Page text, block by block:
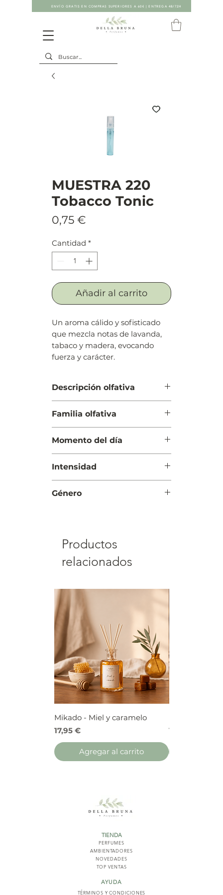
ENVÍO GRATIS EN COMPRAS SUPERIORES A 60€ | ENTREGA 48/72H
MUESTRA 220
Tobacco Tonic
0,75 €
Cantidad *
Añadir al carrito
Un aroma cálido y sofisticado
que mezcla notas de lavanda,
tabaco y madera, evocando
fuerza y carácter.
Descripción olfativa
lavanda, geranio y caléndula
Cuerpo: Tabaco, heno, acorde de
palo de leche, salvado y esclarea
Familia olfativa
Momento del día
Intensidad
Género
Productos
relacionados
Mikado - Miel y caramelo
Precio
17,95 €
Agregar al carrito
Precio
17,95 €
TIENDA
PERFUMES
AMBIENTADORES
NOVEDADES
TOP VENTAS
AYUDA
TÉRMINOS Y CONDICIONES